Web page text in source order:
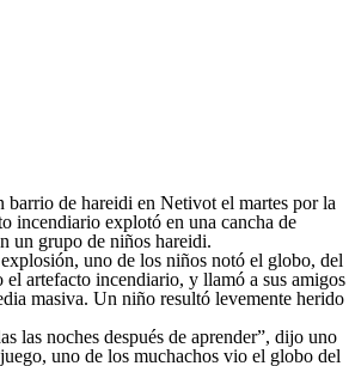
de hareidi en Netivot el martes por la
incendiario explotó en una cancha de
un grupo de niños hareidi.
uno de los niños notó el globo, del
el artefacto incendiario, y llamó a sus amigos
masiva. Un niño resultó levemente herido
las noches después de aprender”, dijo uno
uno de los muchachos vio el globo del